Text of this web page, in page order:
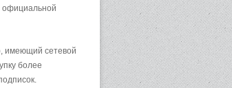
официальной
имеющий сетевой
более